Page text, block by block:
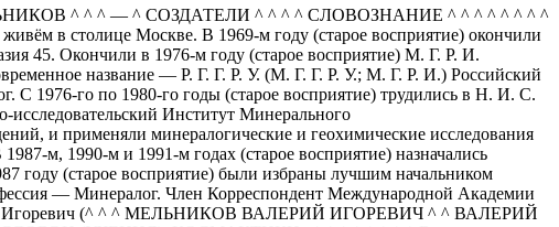
^ ^ ^ — ^ СОЗДАТЕЛИ ^ ^ ^ ^ СЛОВОЗНАНИЕ ^ ^ ^ ^ ^ ^ ^ ^
в столице Москве. В 1969-м году (старое восприятие) окончили
45. Окончили в 1976-м году (старое восприятие) М. Г. Р. И.
название — Р. Г. Г. Р. У. (М. Г. Г. Р. У.; М. Г. Р. И.) Российский
С 1976-го по 1980-го годы (старое восприятие) трудились в Н. И. С.
Институт Минерального
и применяли минералогические и геохимические исследования
м, 1990-м и 1991-м годах (старое восприятие) назначались
году (старое восприятие) были избраны лучшим начальником
— Минералог. Член Корреспондент Международной Академии
Игоревич (^ ^ ^ МЕЛЬНИКОВ ВАЛЕРИЙ ИГОРЕВИЧ ^ ^ ВАЛЕРИЙ